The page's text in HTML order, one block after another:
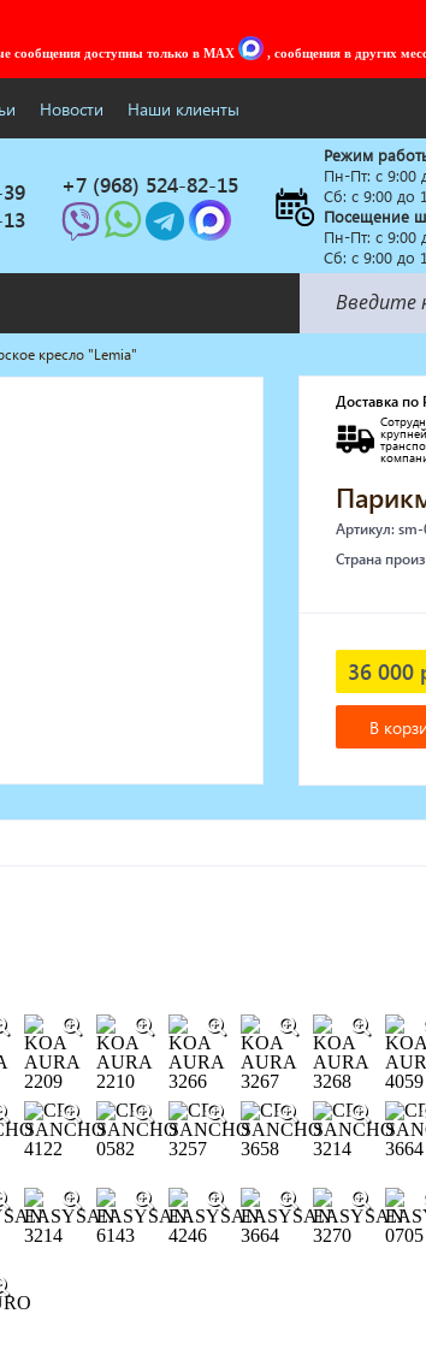
сообщения доступны только в MAX , сообщения в других
Новости Наши клиенты
+7 (968) 524-82-15
Режим
Пн-Пт: c 9:00
Сб: с 9:00 до
Посещение
Пн-Пт: c 9:00
Сб: с 9:00 до
Солярии
Мебель в стиле Лофт
Доставка за один день
кресло "Lemia"
Доставка по
Артикул:
Страна
36 000
В